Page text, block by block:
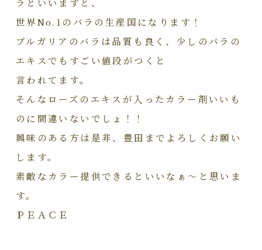
世界No.1のバラの生産国になります！
ブルガリアのバラは品質も良く、少しのバラの
エキスでもすごい値段がつくと
言われてます。
そんなローズのエキスが入ったカラー剤いいも
のに間違いないでしょ！！
興味のある方は是非、豊田までよろしくお願い
します。
素敵なカラー提供できるといいなぁ～と思いま
す。
ＰＥＡＣＥ